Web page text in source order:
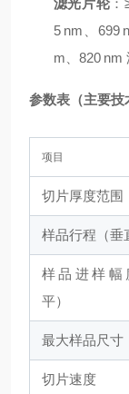
滤光片轮
5 nm、699
m、820 nm
参数表（主要技
项目
切片厚度范围
样品行程（垂
样品进样幅
平）
最大样品尺寸
切片速度